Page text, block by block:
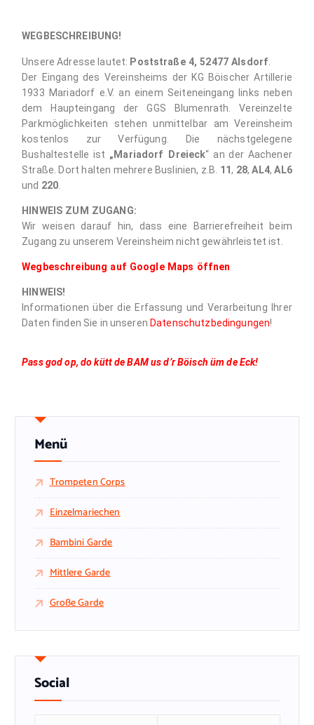
WEGBESCHREIBUNG!
Unsere Adresse lautet: Poststraße 4, 52477 Alsdorf
Der Eingang des Vereinsheims der KG Böischer Artillerie
1933 Mariadorf e.V. an einem Seiteneingang links neben
dem Haupteingang der GGS Blumenrath. Vereinzelte
Parkmöglichkeiten stehen unmittelbar am Vereinsheim
kostenlos zur Verfügung. Die nächstgelegene
Bushaltestelle ist „Mariadorf Dreieck“ an der Aachener
Straße. Dort halten mehrere Buslinien, z.B. 11, 28,AL4,AL6
und 220
HINWEIS ZUM ZUGANG:
Wir weisen darauf hin, dass eine Barrierefreiheit beim
Zugang zu unserem Vereinsheim nicht gewährleistet ist.
Wegbeschreibung auf Google Maps öffnen
HINWEIS!
Informationen über die Erfassung und Verarbeitung Ihrer
Daten finden Sie in unseren Datenschutzbedingungen!
Pass god op, do kütt de BAM us d’r Böisch üm deEck!
Menü
Trompeten Corps
Einzelmariechen
Bambini Garde
Mittlere Garde
Große Garde
Social